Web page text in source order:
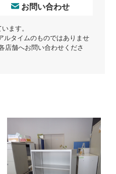
お問い合わせ
ます。
ルタイムのものではありませ
店舗へお問い合わせくださ